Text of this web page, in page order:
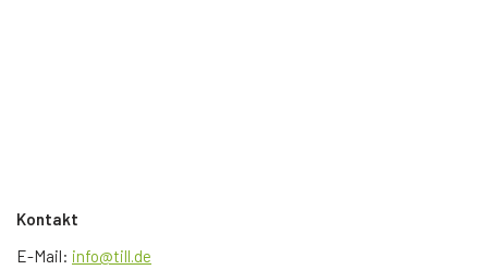
Kontakt
E-Mail: info@till.de